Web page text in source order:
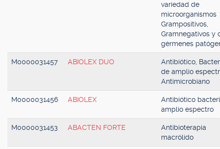
variedad de
microorganismos
Grampositivos,
Gramnegativos y
gérmenes
M0000031457 ABIOLEX DUO
Antibiótico,
de amplio
Antimicrobiano
M0000031456 ABIOLEX
Antibiótico
amplio espectro
M0000031453 ABACTEN FORTE
Antibioterapia
macrólido